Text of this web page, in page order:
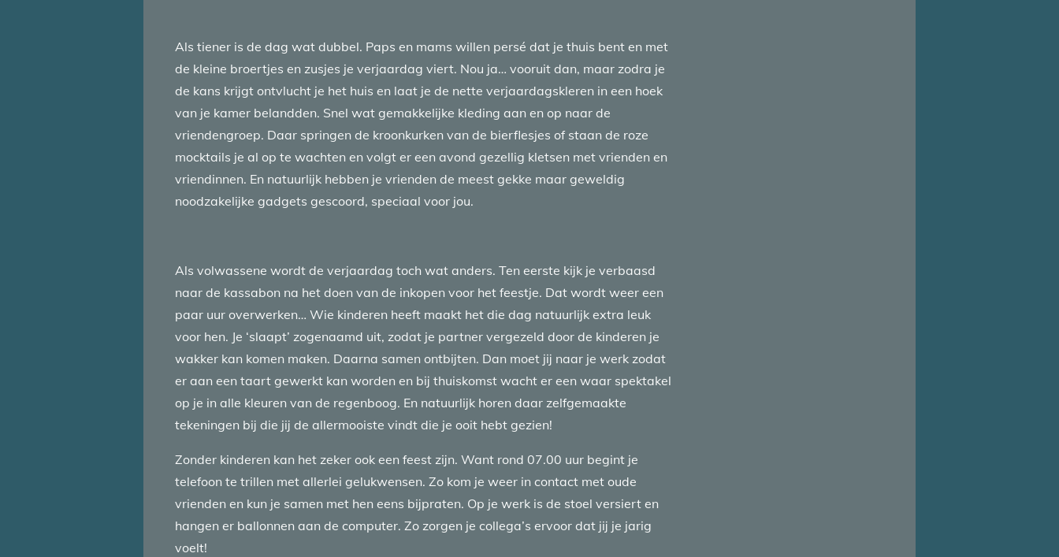
Als tiener is de dag wat dubbel. Paps en mams willen persé dat je thuis bent en met
de kleine broertjes en zusjes je verjaardag viert. Nou ja… vooruit dan, maar zodra je
de kans krijgt ontvlucht je het huis en laat je de nette verjaardagskleren in een hoek
van je kamer belandden. Snel wat gemakkelijke kleding aan en op naar de
vriendengroep. Daar springen de kroonkurken van de bierflesjes of staan de roze
mocktails je al op te wachten en volgt er een avond gezellig kletsen met vrienden en
vriendinnen. En natuurlijk hebben je vrienden de meest gekke maar geweldig
noodzakelijke gadgets gescoord, speciaal voor jou.
Als volwassene wordt de verjaardag toch wat anders. Ten eerste kijk je verbaasd
naar de kassabon na het doen van de inkopen voor het feestje. Dat wordt weer een
paar uur overwerken… Wie kinderen heeft maakt het die dag natuurlijk extra leuk
voor hen. Je ‘slaapt’ zogenaamd uit, zodat je partner vergezeld door de kinderen je
wakker kan komen maken. Daarna samen ontbijten. Dan moet jij naar je werk zodat
er aan een taart gewerkt kan worden en bij thuiskomst wacht er een waar spektakel
op je in alle kleuren van de regenboog. En natuurlijk horen daar zelfgemaakte
tekeningen bij die jij de allermooiste vindt die je ooit hebt gezien!
Zonder kinderen kan het zeker ook een feest zijn. Want rond 07.00 uur begint je
telefoon te trillen met allerlei gelukwensen. Zo kom je weer in contact met oude
vrienden en kun je samen met hen eens bijpraten. Op je werk is de stoel versiert en
hangen er ballonnen aan de computer. Zo zorgen je collega’s ervoor dat jij je jarig
voelt!